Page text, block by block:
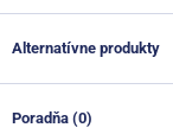
Výrobca
Farba
Alternatívne produkty
Poradňa (0)